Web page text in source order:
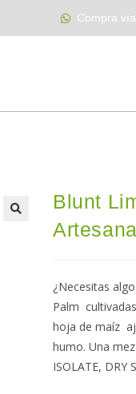
Compra
Blunt
¿Necesitas
Palm
hoja de maíz
humo. Una
ISOLATE,